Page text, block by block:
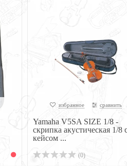
избранное сравнить
Yamaha V5SA SIZE 1/8 -
скрипка акустическая 1/8
кейсом ...
(0)